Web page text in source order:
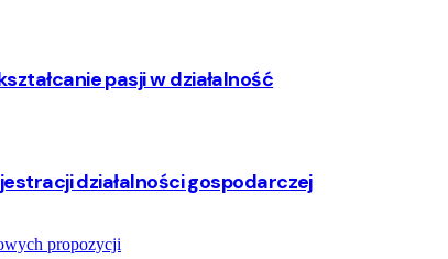
pasji w działalność
działalności gospodarczej